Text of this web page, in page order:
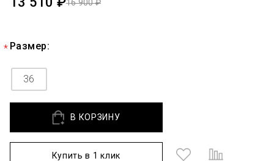
16 900 ₽
Размер:
36
В КОРЗИНУ
Купить в 1 клик